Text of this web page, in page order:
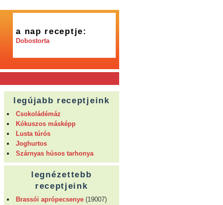
a nap receptje:
Dobostorta
legújabb receptjeink
Csokoládémáz
Kókuszos másképp
Lusta túrós
Joghurtos
Szárnyas húsos tarhonya
legnézettebb
receptjeink
Brassói aprópecsenye (19007)